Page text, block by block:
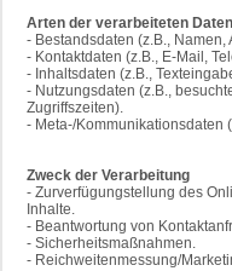
Arten der verarbeiteten
- Bestandsdaten (z.B., Namen,
- Kontaktdaten (z.B., E-Mail,
- Inhaltsdaten (z.B.,
- Nutzungsdaten (z.B.,
Zugriffszeiten).
- Meta-/Kommunikationsdaten
Zweck der Verarbeitung
- Zurverfügungstellung des
Inhalte.
- Beantwortung von
- Sicherheitsmaßnahmen.
- Reichweitenmessung/